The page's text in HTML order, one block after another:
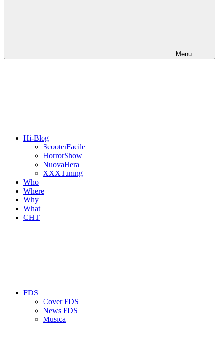
Menu
Hi-Blog
ScooterFacile
HorrorShow
NuovaHera
XXXTuning
Who
Where
Why
What
CHT
FDS
Cover FDS
News FDS
Musica